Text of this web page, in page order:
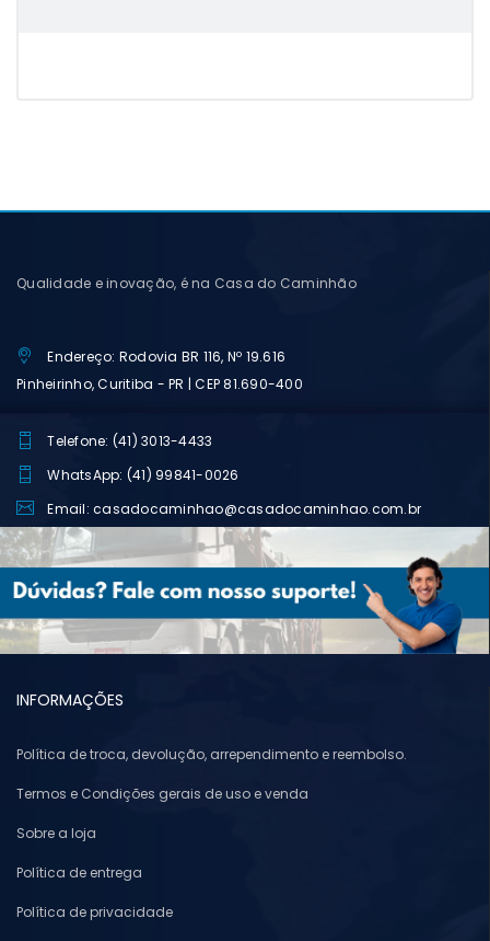
Qualidade e inovação, é na Casa do Caminhão
Endereço: Rodovia BR 116, Nº 19.616
Pinheirinho, Curitiba - PR | CEP 81.690-400
Telefone: (41) 3013-4433
WhatsApp: (41) 99841-0026
Email: casadocaminhao@casadocaminhao.com.br
INFORMAÇÕES
Política de troca, devolução, arrependimento e reembolso.
Termos e Condições gerais de uso e venda
Sobre a loja
Política de entrega
Política de privacidade